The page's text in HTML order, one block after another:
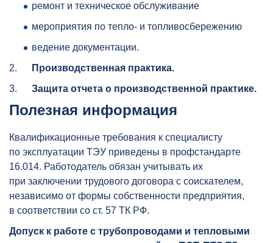
ремонт и техническое обслуживание
мероприятия по тепло- и топливосбережению
ведение документации.
2.
Производственная практика.
3. Защита отчета о производственной практике.
Полезная информация
Квалификационные требования к специалисту
по эксплуатации ТЭУ приведены в профстандарте
16.014. Работодатель обязан учитывать их
при заключении трудового договора с соискателем,
независимо от формы собственности предприятия,
в соответствии со ст. 57 ТК РФ.
Допуск к работе с трубопроводами и тепловыми